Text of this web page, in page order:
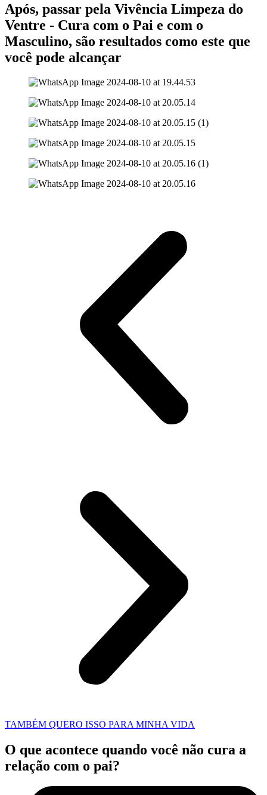
Após, passar pela Vivência Limpeza do
Ventre - Cura com o Pai e com o
Masculino, são resultados como este que
você pode alcançar
TAMBÉM QUERO ISSO PARA MINHA VIDA
O que acontece quando você não cura a
relação com o pai?